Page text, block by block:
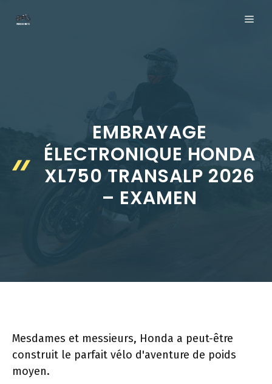
EMBRAYAGE
ÉLECTRONIQUE HONDA
XL750 TRANSALP 2026
– EXAMEN
Mesdames et messieurs, Honda a peut-être
construit le parfait vélo d'aventure de poids
moyen.